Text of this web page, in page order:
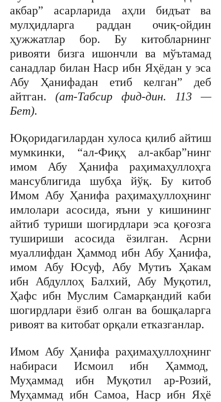
акбар” асарларида аҳли бидъат ва
мулҳидларга раддан очиқ-ойдин
ҳужжатлар бор. Бу китобларнинг
ривояти бизга ишончли ва мўътамад
санадлар билан Наср ибн Яҳёдан у эса
Абу Ҳанифадан етиб келган” деб
айтган. (ат-Табсир фид-дин. 113 —
Бет).
Юқоридагилардан хулоса қилиб айтиш
мумкинки, “ал-Фиқҳ ал-акбар”нинг
имом Абу Ҳанифа раҳимаҳуллоҳга
мансублигида шубҳа йўқ. Бу китоб
Имом Абу Ҳанифа раҳимаҳуллоҳнинг
имлолари асосида, яъни у кишининг
айтиб туриши шогирдлари эса қоғозга
тушириши асосида ёзилган. Асрни
муаллифдан Ҳаммод ибн Абу Ҳанифа,
имом Абу Юсуф, Абу Мутиъ Ҳакам
ибн Абдуллоҳ Балхий, Абу Муқотил,
Ҳафс ибн Муслим Самарқандий каби
шогирдлари ёзиб олган ва бошқаларга
ривоят ва китобат орқали етказганлар.
Имом Абу Ҳанифа раҳимаҳуллоҳнинг
набираси Исмоил ибн Ҳаммод,
Муҳаммад ибн Муқотил ар-Розий,
Муҳаммад ибн Самоа, Наср ибн Яҳё